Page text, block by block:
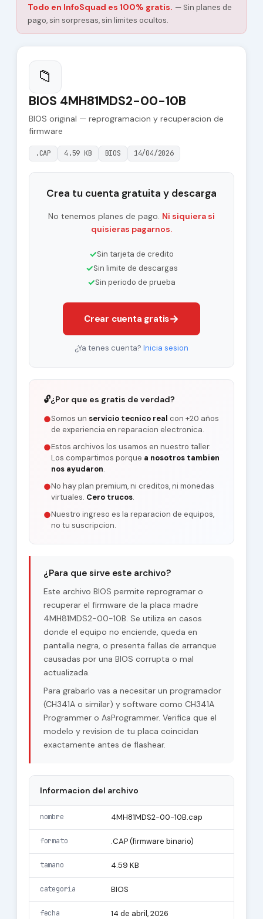
Todo en InfoSquad es 100% gratis. — Sin planes de
pago, sin sorpresas, sin limites ocultos.
📁
BIOS 4MH81MDS2-00-10B
BIOS original — reprogramacion y recuperacion de
firmware
.CAP 4.59 KB BIOS 14/04/2026
Crea tu cuenta gratuita y descarga
No tenemos planes de pago. Ni siquiera si
quisieras pagarnos.
✓Sin tarjeta de credito
✓Sin limite de descargas
✓Sin periodo de prueba
Crear cuenta gratis→
¿Ya tenes cuenta? Inicia sesion
🔓¿Por que es gratis de verdad?
●Somos un servicio tecnico real con +20 años
de experiencia en reparacion electronica.
●Estos archivos los usamos en nuestro taller.
Los compartimos porque a nosotros tambien
nos ayudaron.
●No hay plan premium, ni creditos, ni monedas
virtuales. Cero trucos.
●Nuestro ingreso es la reparacion de equipos,
no tu suscripcion.
¿Para que sirve este archivo?
Este archivo BIOS permite reprogramar o
recuperar el firmware de la placa madre
4MH81MDS2-00-10B. Se utiliza en casos
donde el equipo no enciende, queda en
pantalla negra, o presenta fallas de arranque
causadas por una BIOS corrupta o mal
actualizada.
Para grabarlo vas a necesitar un programador
(CH341A o similar) y software como CH341A
Programmer o AsProgrammer. Verifica que el
modelo y revision de tu placa coincidan
exactamente antes de flashear.
Informacion del archivo
nombre 4MH81MDS2-00-10B.cap
formato .CAP (firmware binario)
tamano 4.59 KB
categoria BIOS
fecha 14 de abril, 2026